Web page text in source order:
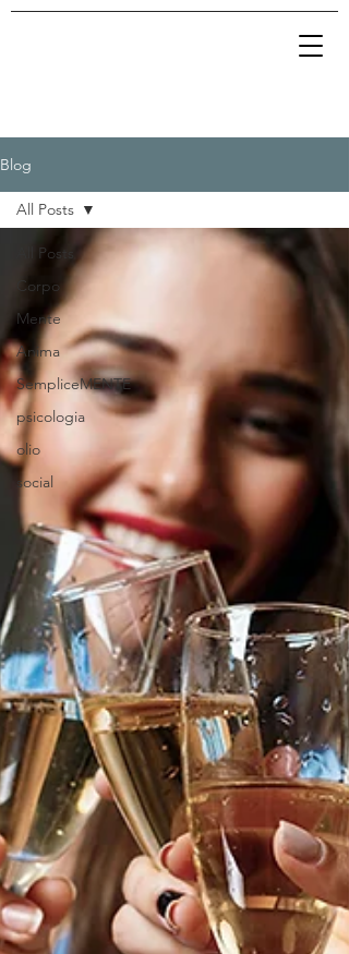
Blog
All Posts
Corpo
Mente
Anima
SempliceMENTE
psicologia
olio
social
All Posts